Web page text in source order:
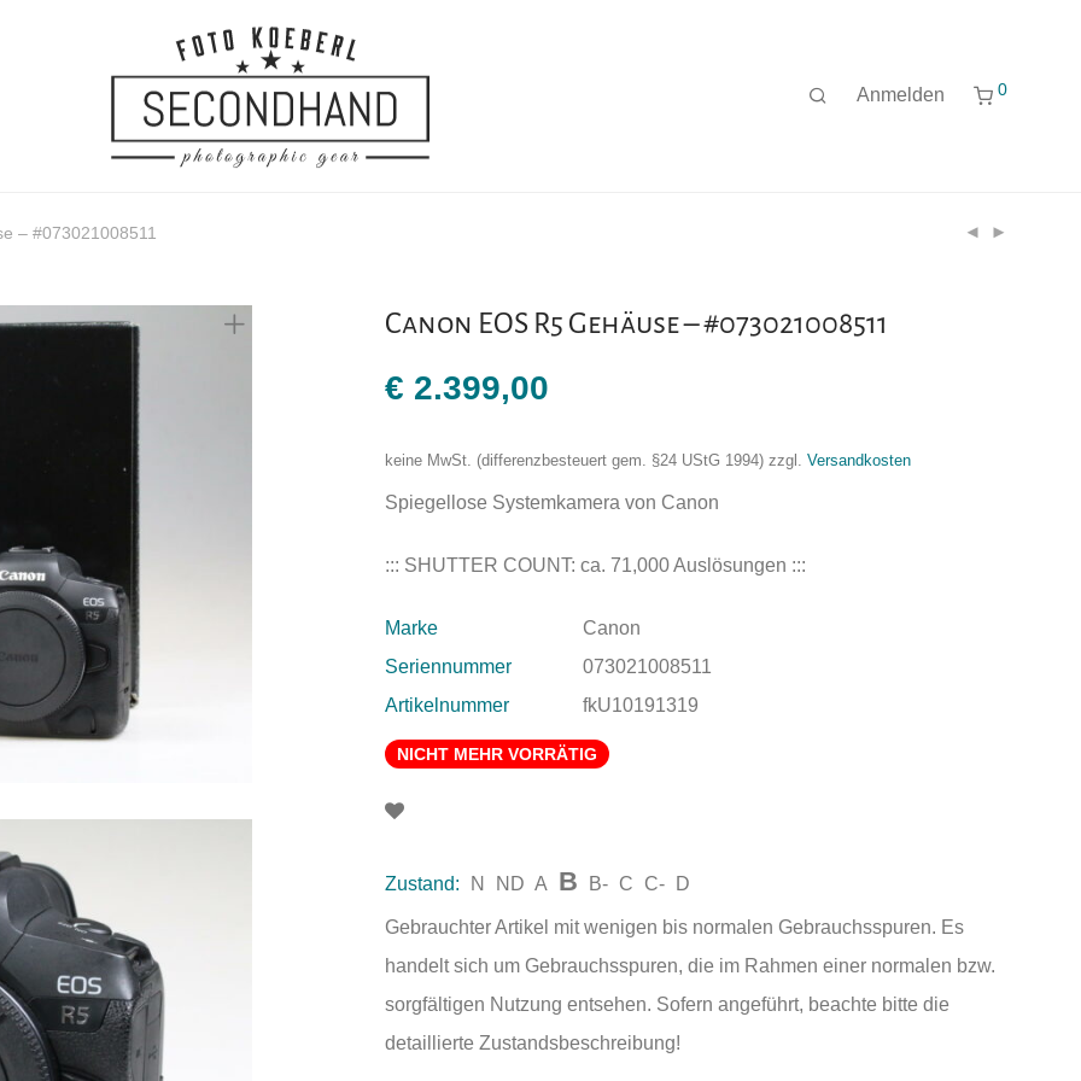
Anmelden 0
– #073021008511
Canon EOS R5 Gehäuse – #073021008511
€ 2.399,00
keine MwSt. (differenzbesteuert gem. §24 UStG 1994) zzgl. Versandkosten
Spiegellose Systemkamera von Canon
::: SHUTTER COUNT: ca. 71,000 Auslösungen :::
Marke
Canon
Seriennummer
073021008511
Artikelnummer
fkU10191319
NICHT MEHR VORRÄTIG
Zustand: N ND A B B- C C- D
Gebrauchter Artikel mit wenigen bis normalen Gebrauchsspuren. Es
handelt sich um Gebrauchsspuren, die im Rahmen einer normalen bzw.
sorgfältigen Nutzung entsehen. Sofern angeführt, beachte bitte die
detaillierte Zustandsbeschreibung!